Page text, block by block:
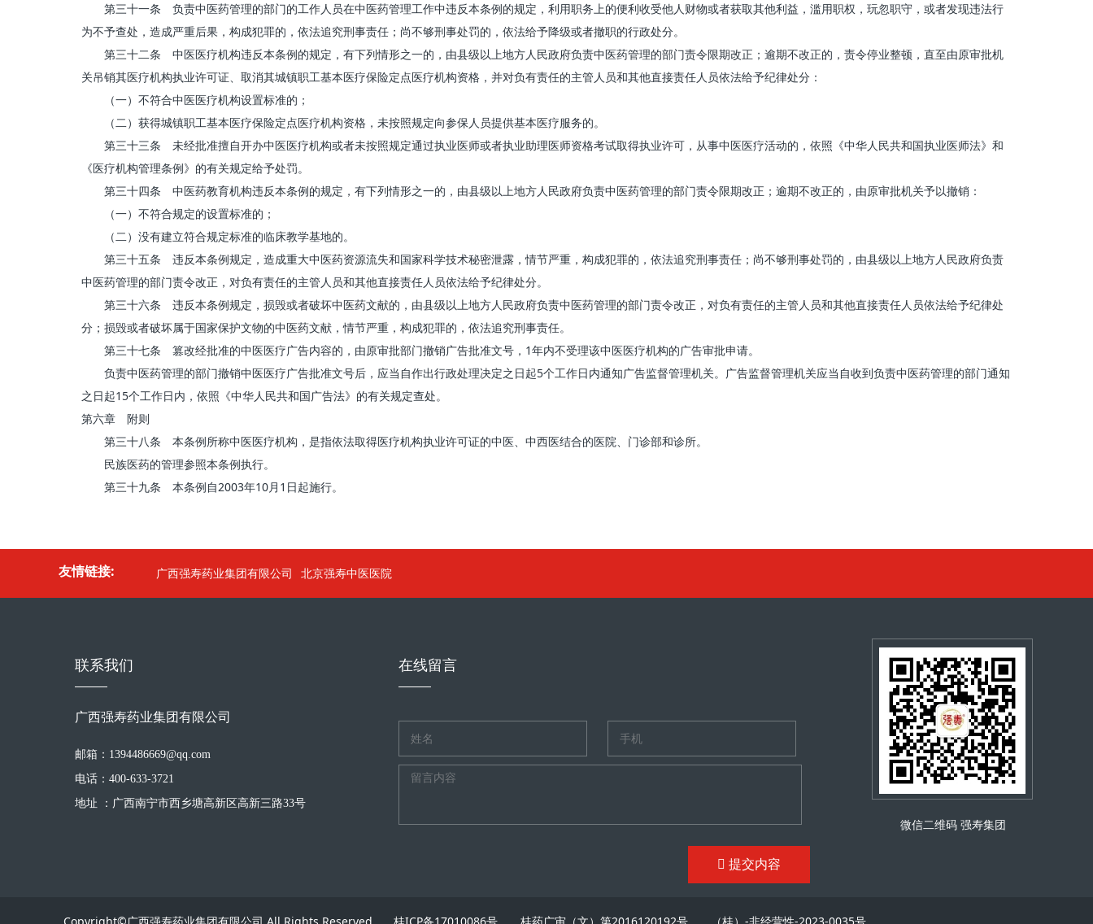
第三十一条 负责中医药管理的部门的工作人员在中医药管理工作中违反本条例的规定，利用职务上的便利收受他人财物或者获取其他利益，滥用职权，玩忽职守，或者发现违法行
为不予查处，造成严重后果，构成犯罪的，依法追究刑事责任；尚不够刑事处罚的，依法给予降级或者撤职的行政处分。
第三十二条 中医医疗机构违反本条例的规定，有下列情形之一的，由县级以上地方人民政府负责中医药管理的部门责令限期改正；逾期不改正的，责令停业整顿，直至由原审批机
关吊销其医疗机构执业许可证、取消其城镇职工基本医疗保险定点医疗机构资格，并对负有责任的主管人员和其他直接责任人员依法给予纪律处分：
（一）不符合中医医疗机构设置标准的；
（二）获得城镇职工基本医疗保险定点医疗机构资格，未按照规定向参保人员提供基本医疗服务的。
第三十三条 未经批准擅自开办中医医疗机构或者未按照规定通过执业医师或者执业助理医师资格考试取得执业许可，从事中医医疗活动的，依照《中华人民共和国执业医师法》和
《医疗机构管理条例》的有关规定给予处罚。
第三十四条 中医药教育机构违反本条例的规定，有下列情形之一的，由县级以上地方人民政府负责中医药管理的部门责令限期改正；逾期不改正的，由原审批机关予以撤销：
（一）不符合规定的设置标准的；
（二）没有建立符合规定标准的临床教学基地的。
第三十五条 违反本条例规定，造成重大中医药资源流失和国家科学技术秘密泄露，情节严重，构成犯罪的，依法追究刑事责任；尚不够刑事处罚的，由县级以上地方人民政府负责
中医药管理的部门责令改正，对负有责任的主管人员和其他直接责任人员依法给予纪律处分。
第三十六条 违反本条例规定，损毁或者破坏中医药文献的，由县级以上地方人民政府负责中医药管理的部门责令改正，对负有责任的主管人员和其他直接责任人员依法给予纪律处
分；损毁或者破坏属于国家保护文物的中医药文献，情节严重，构成犯罪的，依法追究刑事责任。
第三十七条 篡改经批准的中医医疗广告内容的，由原审批部门撤销广告批准文号，1年内不受理该中医医疗机构的广告审批申请。
负责中医药管理的部门撤销中医医疗广告批准文号后，应当自作出行政处理决定之日起5个工作日内通知广告监督管理机关。广告监督管理机关应当自收到负责中医药管理的部门通知
之日起15个工作日内，依照《中华人民共和国广告法》的有关规定查处。
第六章 附则
第三十八条 本条例所称中医医疗机构，是指依法取得医疗机构执业许可证的中医、中西医结合的医院、门诊部和诊所。
民族医药的管理参照本条例执行。
第三十九条 本条例自2003年10月1日起施行。
友情链接: 广西强寿药业集团有限公司 北京强寿中医医院
联系我们
广西强寿药业集团有限公司
邮箱：1394486669@qq.com
电话：400-633-3721
地址 ：广西南宁市西乡塘高新区高新三路33号
在线留言
提交内容
微信二维码 强寿集团